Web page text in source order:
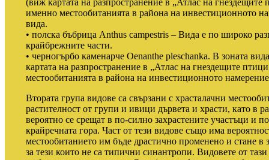
(виж картата на разпространение в „Атлас на гнездещите
именно местообитанията в района на инвестиционното
вида.
• полска бъбрица Anthus campestris – Вида е по широко
крайбрежните части.
• черногърбо каменарче Oenanthe pleschanka. В зоната
картата на разпространение в „Атлас на гнездещите
местообитанията в района на инвестиционното
Втората група видове са свързани с храсталачни
растителност от групи и ивици дървета и храсти, като в
вероятно се срещат в по-силно захрастените участъци и
крайречната гора. Част от тези видове също има
местообитанието им бъде драстично променено и стане в
за тези които не са типични синантропи. Видовете от тази